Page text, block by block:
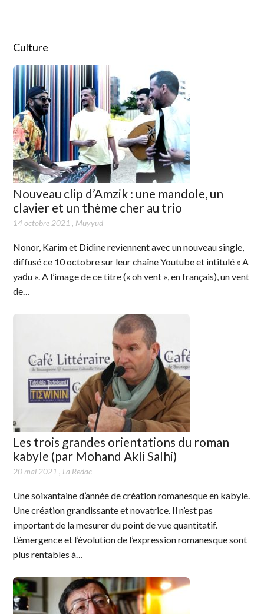
Culture
Nouveau clip d’Amzik : une mandole, un
clavier et un thème cher au trio
14 octobre 2021 , Muyyud
Nonor, Karim et Didine reviennent avec un nouveau single,
diffusé ce 10 octobre sur leur chaîne Youtube et intitulé « A
yaḍu ». A l’image de ce titre (« oh vent », en français), un vent
de…
Les trois grandes orientations du roman
kabyle (par Mohand Akli Salhi)
20 mai 2021 , La Redac
Une soixantaine d’année de création romanesque en kabyle.
Une création grandissante et novatrice. Il n’est pas
important de la mesurer du point de vue quantitatif.
L’émergence et l’évolution de l’expression romanesque sont
plus rentables à…